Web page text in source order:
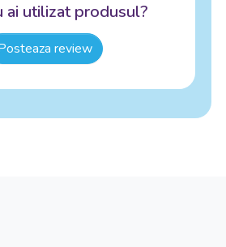
ai utilizat produsul?
review